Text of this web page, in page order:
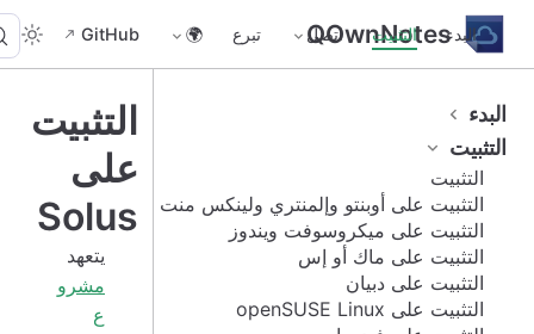
QOwnNotesالبدء التثبيت اتصل تبرع 🌍
GitHub
البدء
التثبيت
التثبيت
التثبيت على أوبنتو وإلمنتري ولينكس منت
التثبيت على ميكروسوفت ويندوز
التثبيت على ماك أو إس
التثبيت على دبيان
التثبيت على openSUSE Linux
التثبيت
على
Solus
يتعهد
مشرو
ع